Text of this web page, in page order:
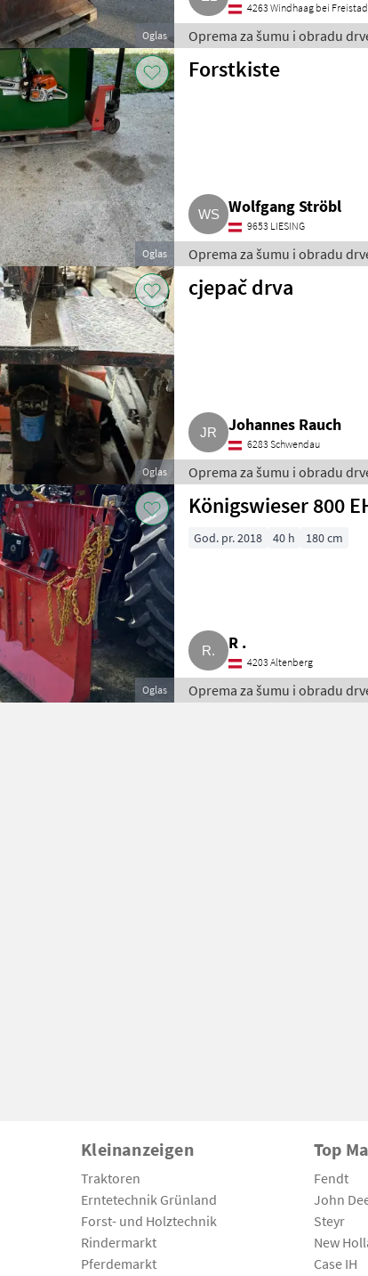
Oglas
4263 Windhaag bei
Oprema za šumu i obradu
Oglas
Forstkiste
Wolfgang Ströbl
9653 LIESING
Oprema za šumu i obradu
Oglas
cjepač drva
Johannes Rauch
6283 Schwendau
Oprema za šumu i obradu
Oglas
Königswieser 800
God. pr. 2018 40 h 180 cm
R .
4203 Altenberg
Oprema za šumu i obradu
Kleinanzeigen
Traktoren
Erntetechnik Grünland
Forst- und Holztechnik
Rindermarkt
Pferdemarkt
Top
Fendt
John
Steyr
New
Case IH